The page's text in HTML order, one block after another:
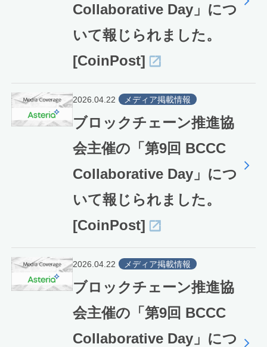
Collaborative Day」につ
いて報じられました。
[CoinPost]
2026.04.22 メディア掲載情報
ブロックチェーン推進協
会主催の「第9回 BCCC
Collaborative Day」につ
いて報じられました。
[CoinPost]
2026.04.22 メディア掲載情報
ブロックチェーン推進協
会主催の「第9回 BCCC
Collaborative Day」につ